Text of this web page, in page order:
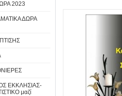
2023
ΔΩΡΑ
ΕΚΚΛΗΣΙΑΣ-
μαζί